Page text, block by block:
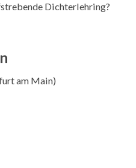
Dichterlehring?
am Main)